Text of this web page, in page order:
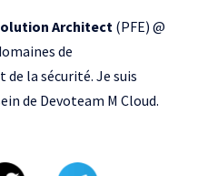
Architect (PFE) @
de
la sécurité. Je suis
de Devoteam M Cloud.